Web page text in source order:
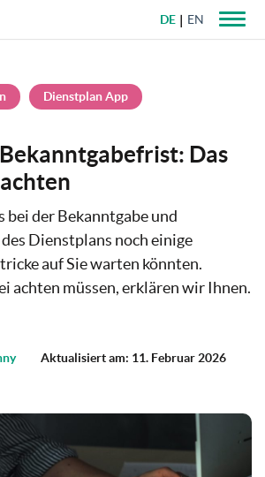
DE EN
Dienstplan App
Das
bei der Bekanntgabe und
Dienstplans noch einige
auf Sie warten könnten.
achten müssen, erklären wir Ihnen.
Aktualisiert am: 11. Februar 2026